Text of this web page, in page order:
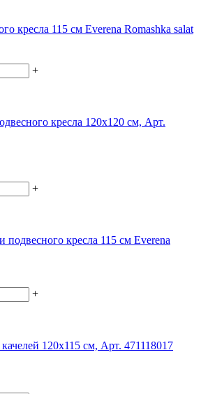
кресла 115 см Everena Romashka salat
+
кресла 120х120 см, Арт.
+
подвесного кресла 115 см Everena
+
120х115 см, Арт. 471118017